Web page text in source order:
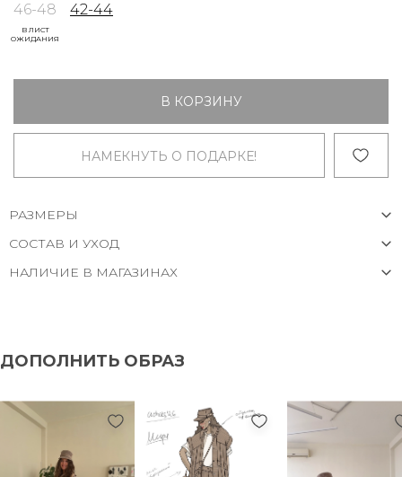
46-48
В ЛИСТ
ОЖИДАНИЯ
42-44
В КОРЗИНУ
НАМЕКНУТЬ О ПОДАРКЕ!
РАЗМЕРЫ
СОСТАВ И УХОД
НАЛИЧИЕ В МАГАЗИНАХ
ДОПОЛНИТЬ ОБРАЗ